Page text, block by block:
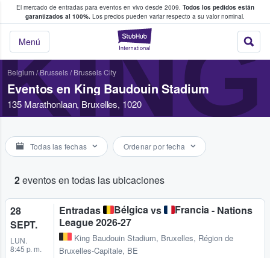
El mercado de entradas para eventos en vivo desde 2009. Todos los pedidos están
garantizados al 100%. Los precios pueden variar respecto a su valor nominal.
StubHub:
Menú
y venta de entradas entre fans
Belgium /Brussels/ Brussels City
Eventos en King Baudouin Stadium
135 Marathonlaan, Bruxelles, 1020
Todas las fechas Ordenar por fecha
2eventos en todas las ubicaciones
28
SEPT.
LUN.
8:45 p. m.
Entradas Bélgicavs Francia- Nations
League 2026-27
King Baudouin Stadium, Bruxelles, Région de
Bruxelles-Capitale, BE